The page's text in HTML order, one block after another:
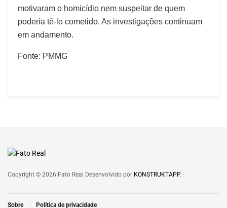
motivaram o homicídio nem suspeitar de quem
poderia tê-lo cometido. As investigações continuam
em andamento.
Fonte: PMMG
Copyright © 2026 Fato Real Desenvolvido por KONSTRUKTAPP.
Sobre Política de privacidade